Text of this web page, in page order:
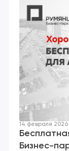
Бизнес-
14 февраля 2026